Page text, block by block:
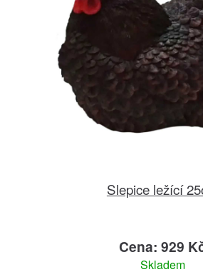
Slepice ležící
Cena: 929
Skladem